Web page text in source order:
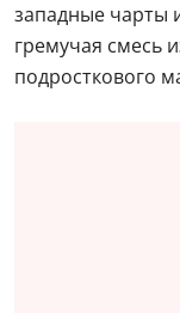
западные чарты
гремучая смесь
подросткового